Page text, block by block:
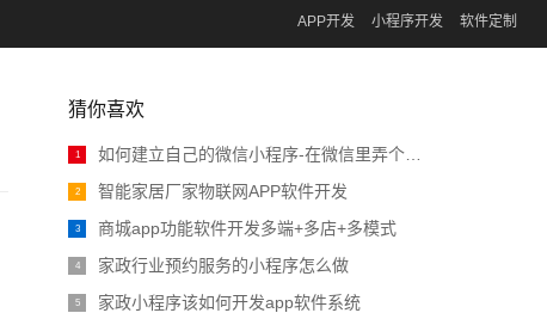
APP开发 小程序开发 软件定制
猜你喜欢
1 如何建立自己的微信小程序-在微信里弄个小程序多少钱
2 智能家居厂家物联网APP软件开发
3 商城app功能软件开发多端+多店+多模式
4 家政行业预约服务的小程序怎么做
5 家政小程序该如何开发app软件系统